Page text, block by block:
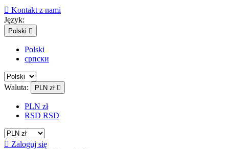
 Kontakt z nami
Język:
Polski 
Polski
српски
Waluta: PLN zł 
PLN zł
RSD RSD
 Zaloguj się